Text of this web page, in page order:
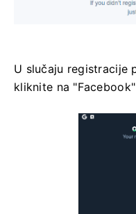
U slučaju registracije
kliknite na